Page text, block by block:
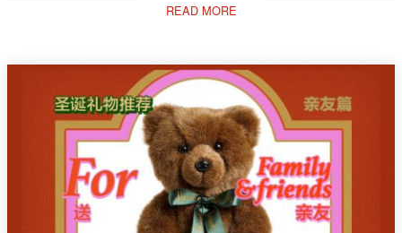
READ MORE